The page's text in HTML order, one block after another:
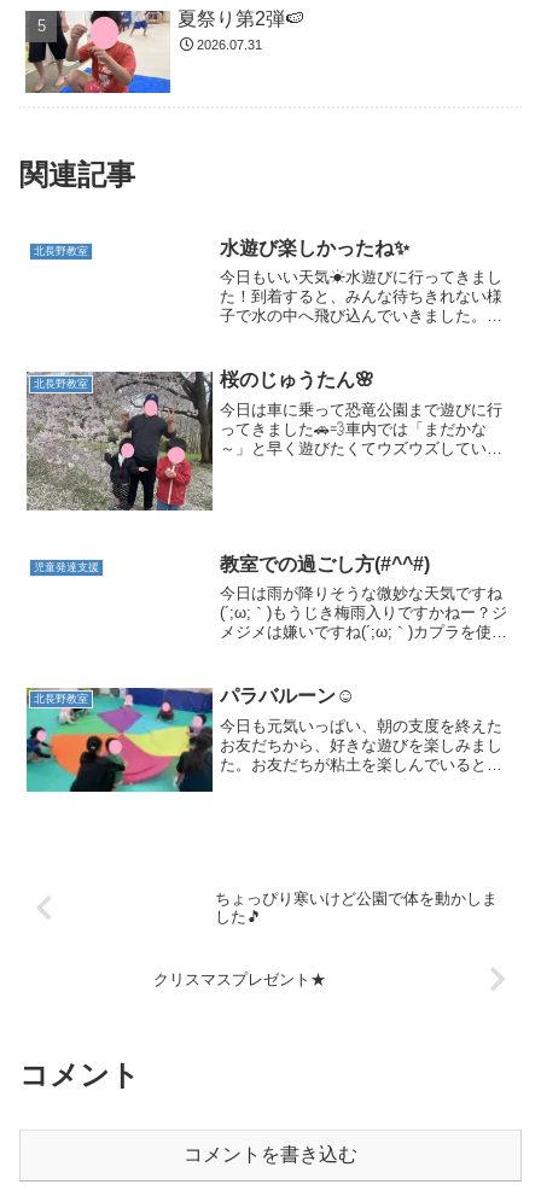
夏祭り第2弾🍉
2026.07.31
関連記事
北長野教室 水遊び楽しかったね✨
今日もいい天気☀水遊びに行ってきまし
た！到着すると、みんな待ちきれない様
子で水の中へ飛び込んでいきました。こ
枝を持って、水アート✨どこに行っても
お絵描きは楽しめま...
北長野教室 桜のじゅうたん🌸
今日は車に乗って恐竜公園まで遊びに行
ってきました🚗💨車内では「まだかな
～」と早く遊びたくてウズウズしていた
児童発達支援 教室での過ごし方(#^^#)
今日は雨が降りそうな微妙な天気ですね
(´;ω;｀)もうじき梅雨入りですかねー？ジ
メジメは嫌いですね(´;ω;｀)カプラを使っ
ましたが、作り始めると楽しくはまっ
て...
北長野教室 パラバルーン☺
今日も元気いっぱい、朝の支度を終えた
お友だちから、好きな遊びを楽しみまし
た。お友だちが粘土を楽しんでいると、
ちょっぴり寒いけど公園で体を動かしま
した🎵
クリスマスプレゼント★
コメント
コメントを書き込む